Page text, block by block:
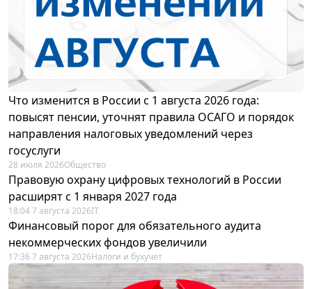
Что изменится в России с 1 августа 2026 года:
повысят пенсии, уточнят правила ОСАГО и порядок
направления налоговых уведомлений через
госуслуги
28 июля 2026Общество
Правовую охрану цифровых технологий в России
расширят с 1 января 2027 года
18:04 7 августа 2026IT
Финансовый порог для обязательного аудита
некоммерческих фондов увеличили
17:36 7 августа 2026Налоги и бухучет